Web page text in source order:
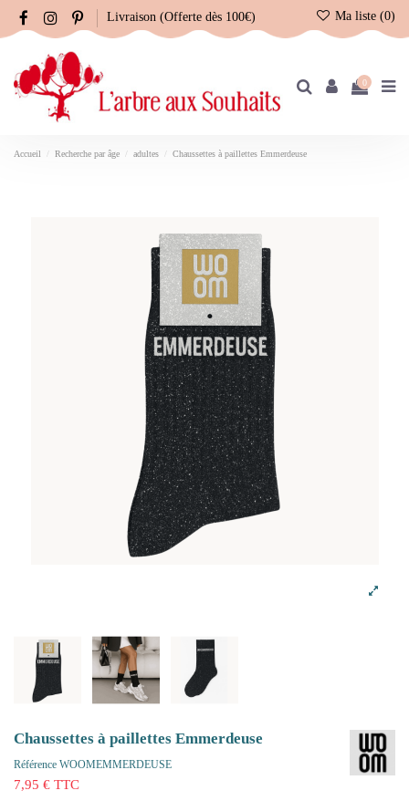
Livraison (Offerte dès 100€) Ma liste (0)
0
Accueil Recherche par âge adultes Chaussettes à paillettes Emmerdeuse
Chaussettes à paillettes Emmerdeuse
Référence WOOMEMMERDEUSE
7,95 € TTC